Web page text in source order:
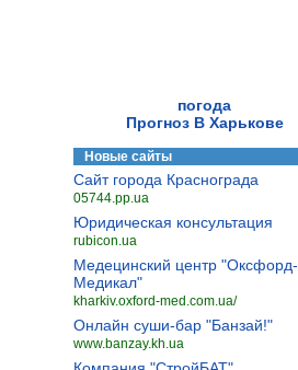
погода
Прогноз В Харькове
Новые сайты
Сайт города Краснограда
05744.pp.ua
Юридическая консультация
rubicon.ua
Медецинский центр "Оксфорд-
Медикал"
kharkiv.oxford-med.com.ua/
Онлайн суши-бар "Банзай!"
www.banzay.kh.ua